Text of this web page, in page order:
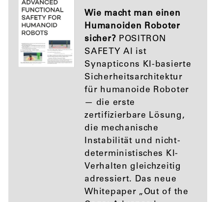
Wie macht man einen
Humanoiden Roboter
sicher? POSITRON
SAFETY AI ist
Synapticons KI-basierte
Sicherheitsarchitektur
für humanoide Roboter
— die erste
zertifizierbare Lösung,
die mechanische
Instabilität und nicht-
deterministisches KI-
Verhalten gleichzeitig
adressiert. Das neue
Whitepaper „Out of the